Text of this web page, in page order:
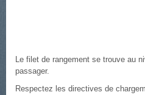
Le filet de rangement se trouve au
passager.
Respectez les directives de